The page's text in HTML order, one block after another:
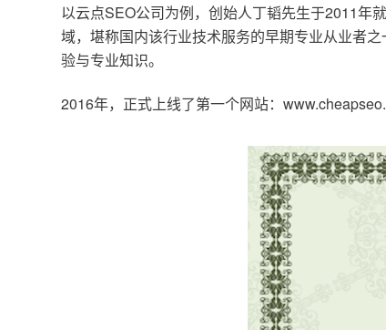
以云点SEO公司为例，创始人丁韬先生于2011年
域，堪称国内该行业技术服务的早期专业从业者
验与专业知识。
2016年，正式上线了第一个网站：